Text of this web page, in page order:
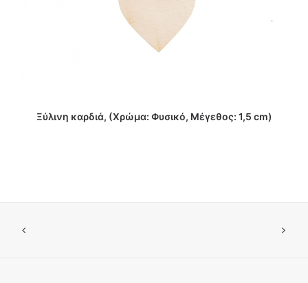
ΔΙΑΒΑΣΤΕ ΠΕΡΙΣΣΟΤΕΡΑ
Ξύλινη καρδιά, (Χρώμα: Φυσικό, Μέγεθος: 1,5 cm)